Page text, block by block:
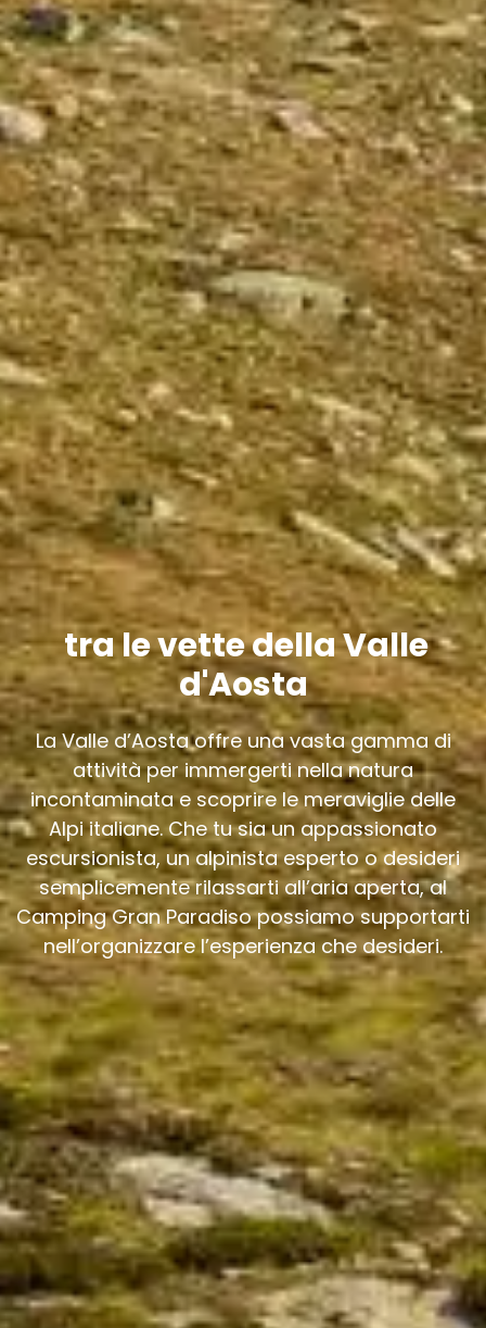
tra le vette della Valle
d'Aosta
La Valle d’Aosta offre una vasta gamma di
attività per immergerti nella natura
incontaminata e scoprire le meraviglie delle
Alpi italiane. Che tu sia un appassionato
escursionista, un alpinista esperto o desideri
semplicemente rilassarti all’aria aperta, al
Camping Gran Paradiso possiamo supportarti
nell’organizzare l’esperienza che desideri.